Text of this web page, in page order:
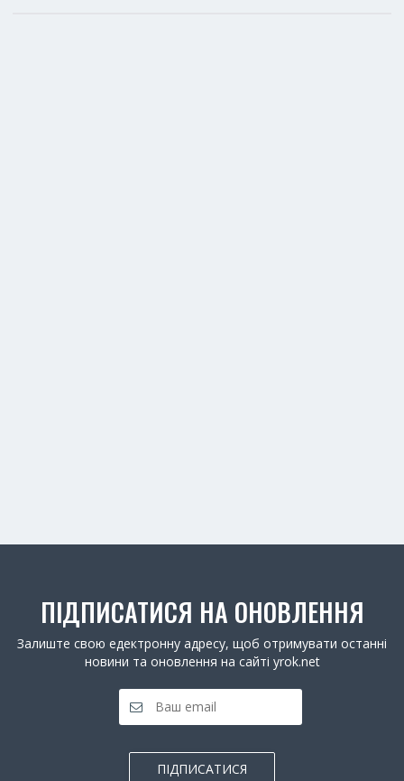
ПІДПИСАТИСЯ НА ОНОВЛЕННЯ
Залиште свою едектронну адресу, щоб отримувати останні
новини та оновлення на сайті yrok.net
ПІДПИСАТИСЯ